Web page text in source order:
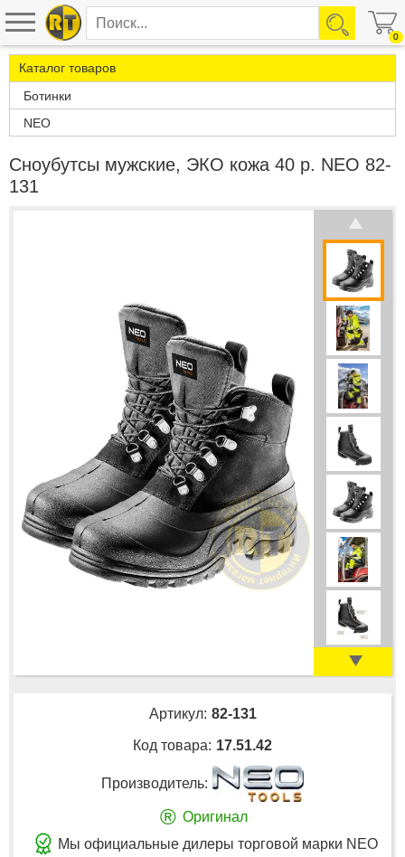
0
Каталог товаров
Ботинки
NEO
Сноубутсы мужские, ЭКО кожа 40 р. NEO 82-
131
Артикул: 82-131
Код товара: 17.51.42
Производитель:
® Оригинал
Мы официальные дилеры торговой марки NEO